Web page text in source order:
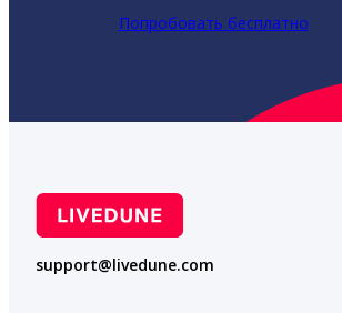
Попробовать бесплатно
support@livedune.com